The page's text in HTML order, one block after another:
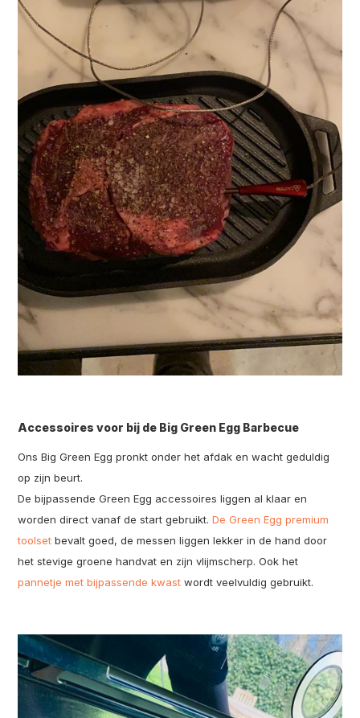
Accessoires voor bij de Big Green Egg Barbecue
Ons Big Green Egg pronkt onder het afdak en wacht geduldig
op zijn beurt.
De bijpassende Green Egg accessoires liggen al klaar en
worden direct vanaf de start gebruikt.De Green Egg premium
toolset bevalt goed, de messen liggen lekker in de hand door
het stevige groene handvat en zijn vlijmscherp. Ook het
pannetje met bijpassende kwast wordt veelvuldig gebruikt.